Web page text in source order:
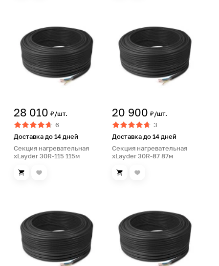
28 010 ₽/шт.
6
Доставка до 14 дней
Секция нагревательная
xLayder 30R-115 115м
20 900 ₽/шт.
3
Доставка до 14 дней
Секция нагревательная
xLayder 30R-87 87м